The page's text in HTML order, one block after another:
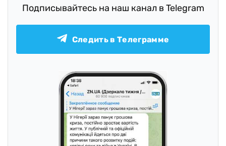
Подписывайтесь на наш канал в Telegram
Следить в Телеграмме